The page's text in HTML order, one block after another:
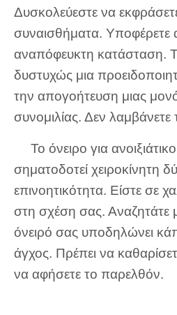
Δυσκολεύεστε να
συναισθήματα. Υποφέρετε
αναπόφευκτη κατάσταση.
δυστυχώς μια
την απογοήτευση μιας
συνομιλίας. Δεν λαμβάνετε
Το όνειρο για
σηματοδοτεί χειροκίνητη
επινοητικότητα. Είστε σε
στη σχέση σας. Αναζητάτε
όνειρό σας υποδηλώνει
άγχος. Πρέπει να
να αφήσετε το παρελθόν.